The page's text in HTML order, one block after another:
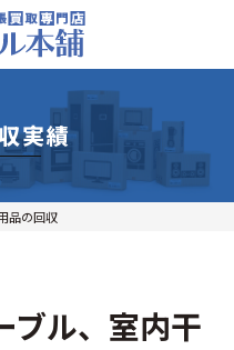
実績
品の回収
ブル、室内干